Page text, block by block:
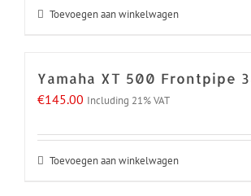
Toevoegen aan winkelwagen
Yamaha XT 500 Frontpipe
€145.00 Including 21% VAT
Toevoegen aan winkelwagen